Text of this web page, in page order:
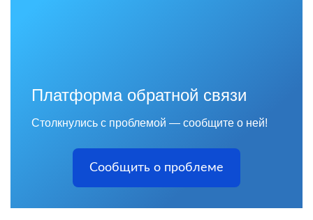
Платформа обратной связи
Столкнулись с проблемой — сообщите о ней!
Сообщить о проблеме